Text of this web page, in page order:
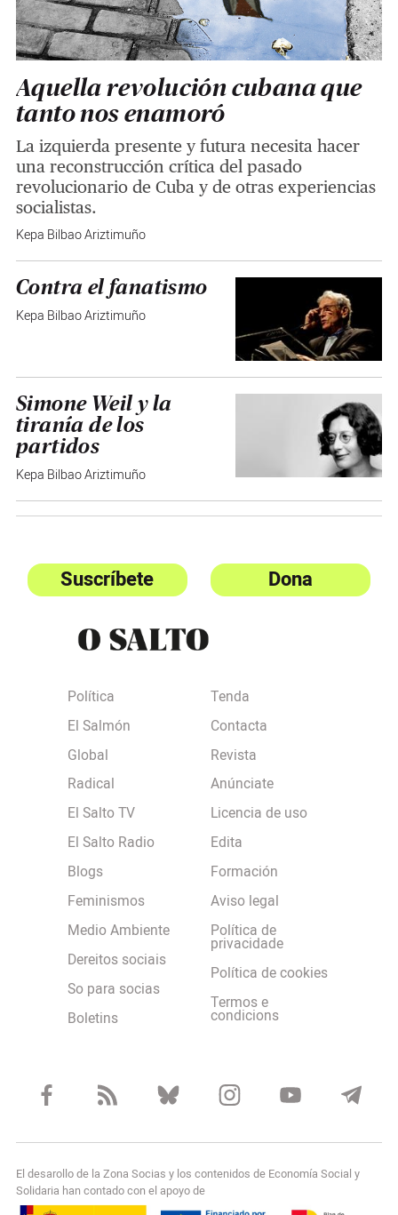
Aquella revolución cubana que
tanto nos enamoró
La izquierda presente y futura necesita hacer
una reconstrucción crítica del pasado
revolucionario de Cuba y de otras experiencias
socialistas.
Kepa Bilbao Ariztimuño
Contra el fanatismo
Kepa Bilbao Ariztimuño
Simone Weil y la
tiranía de los
partidos
Kepa Bilbao Ariztimuño
Suscríbete Dona
Política
El Salmón
Global
Radical
El Salto TV
El Salto Radio
Blogs
Feminismos
Medio Ambiente
Dereitos sociais
So para socias
Boletins
Tenda
Contacta
Revista
Anúnciate
Licencia de uso
Edita
Formación
Aviso legal
Política de
privacidade
Política de cookies
Termos e
condicions
El desarollo de la Zona Socias y los contenidos de Economía Social y
Solidaria han contado con el apoyo de